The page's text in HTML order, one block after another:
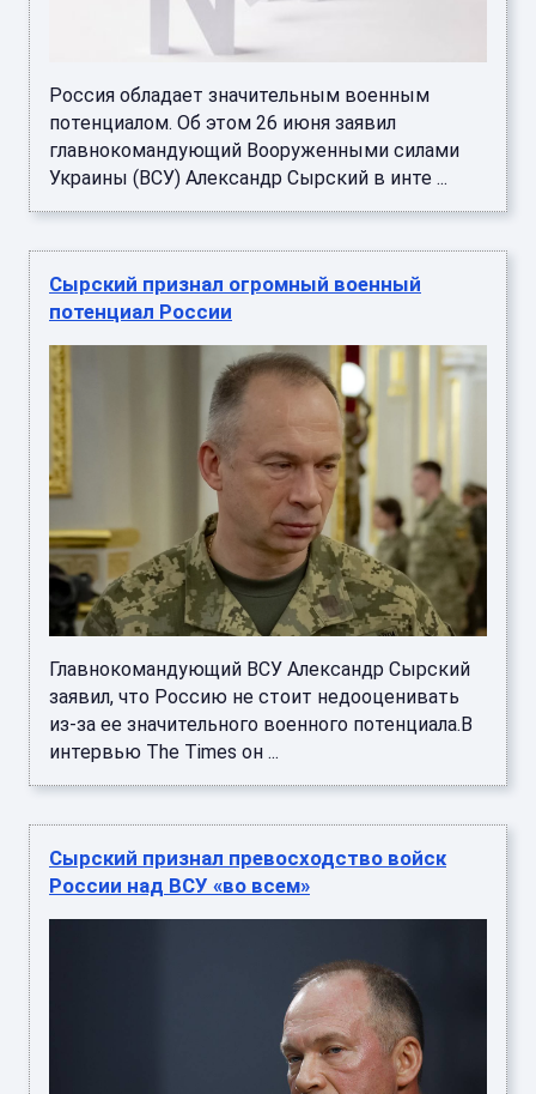
Россия обладает значительным военным
потенциалом. Об этом 26 июня заявил
главнокомандующий Вооруженными силами
Украины (ВСУ) Александр Сырский в инте ...
Сырский признал огромный военный
потенциал России
Главнокомандующий ВСУ Александр Сырский
заявил, что Россию не стоит недооценивать
из-за ее значительного военного потенциала.В
интервью The Times он ...
Сырский признал превосходство войск
России над ВСУ «во всем»